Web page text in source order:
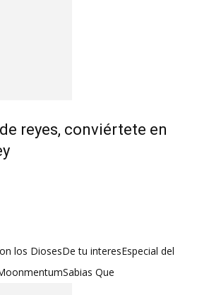
reyes, conviértete en
los DiosesDe tu interesEspecial del
Sabias Que